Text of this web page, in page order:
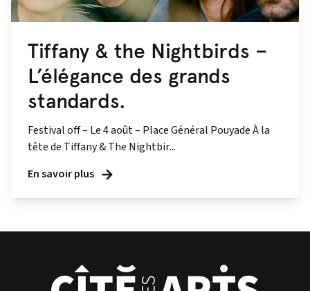
Tiffany & the Nightbirds –
L’élégance des grands
standards.
Festival off – Le 4 août – Place Général Pouyade À la
tête de Tiffany & The Nightbir...
En savoir plus